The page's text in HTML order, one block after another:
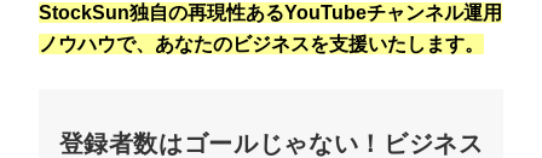
StockSun独自の再現性あるYouTubeチャンネル運用
ノウハウで、あなたのビジネスを支援いたします。
登録者数はゴールじゃない！ビジネス